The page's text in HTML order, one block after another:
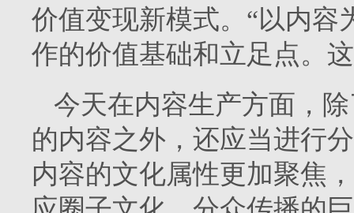
价值变现新模式。“以内容
作的价值基础和立足点。
今天在内容生产方面，
的内容之外，还应当进行
内容的文化属性更加聚焦